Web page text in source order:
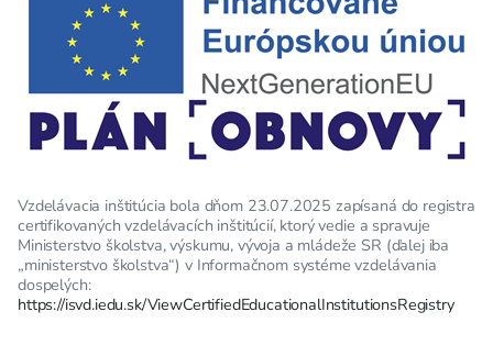
Vzdelávacia inštitúcia bola dňom 23.07.2025 zapísaná do registra
certifikovaných vzdelávacích inštitúcií, ktorý vedie a spravuje
Ministerstvo školstva, výskumu, vývoja a mládeže SR (ďalej iba
„ministerstvo školstva“) v Informačnom systéme vzdelávania
dospelých:
https://isvd.iedu.sk/ViewCertifiedEducationalInstitutionsRegistry